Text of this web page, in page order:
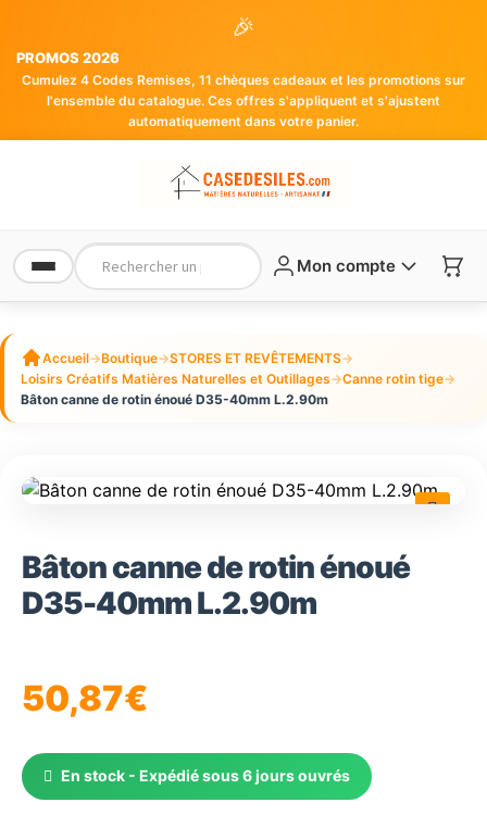
🎉
PROMOS 2026
Cumulez 4 Codes Remises, 11 chèques cadeaux et les promotions sur
l'ensemble du catalogue. Ces offres s'appliquent et s'ajustent
automatiquement dans votre panier.
Mon compte
Accueil→Boutique→STORES ET REVÊTEMENTS→
Loisirs Créatifs Matières Naturelles et Outillages→Canne rotin tige→
Bâton canne de rotin énoué D35-40mm L.2.90m
Bâton canne de rotin énoué
D35-40mm L.2.90m
50,87€
En stock - Expédié sous 6 jours ouvrés